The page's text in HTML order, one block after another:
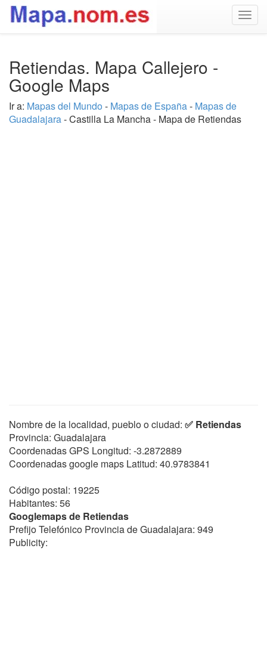
Retiendas. Mapa Callejero -
Google Maps
Ir a: Mapas del Mundo - Mapas de España- Mapas de
Guadalajara- Castilla La Mancha - Mapa de Retiendas
Nombre de la localidad, pueblo o ciudad: ✅ Retiendas
Provincia: Guadalajara
Coordenadas GPS Longitud: -3.2872889
Coordenadas google maps Latitud: 40.9783841
Código postal: 19225
Habitantes: 56
Googlemaps de Retiendas
Prefijo Telefónico Provincia de Guadalajara: 949
Publicity: